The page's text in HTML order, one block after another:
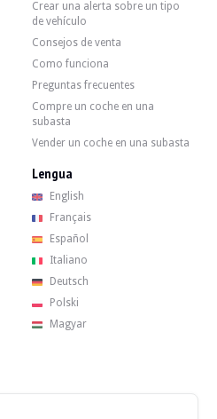
Crear una alerta sobre un tipo
de vehículo
Consejos de venta
Como funciona
Preguntas frecuentes
Compre un coche en una
subasta
Vender un coche en una subasta
Lengua
English
Français
Español
Italiano
Deutsch
Polski
Magyar